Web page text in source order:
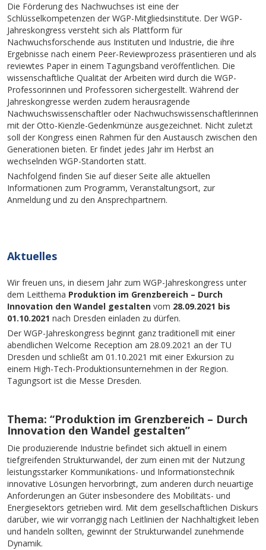
Die Förderung des Nachwuchses ist eine der
Schlüsselkompetenzen der WGP-Mitgliedsinstitute. Der WGP-
Jahreskongress versteht sich als Plattform für
Nachwuchsforschende aus Instituten und Industrie, die ihre
Ergebnisse nach einem Peer-Reviewprozess präsentieren und als
reviewtes Paper in einem Tagungsband veröffentlichen. Die
wissenschaftliche Qualität der Arbeiten wird durch die WGP-
Professorinnen und Professoren sichergestellt. Während der
Jahreskongresse werden zudem herausragende
Nachwuchswissenschaftler oder Nachwuchswissenschaftlerinnen
mit der Otto-Kienzle-Gedenkmünze ausgezeichnet. Nicht zuletzt
soll der Kongress einen Rahmen für den Austausch zwischen den
Generationen bieten. Er findet jedes Jahr im Herbst an
wechselnden WGP-Standorten statt.
Nachfolgend finden Sie auf dieser Seite alle aktuellen
Informationen zum Programm, Veranstaltungsort, zur
Anmeldung und zu den Ansprechpartnern.
Aktuelles
Wir freuen uns, in diesem Jahr zum WGP-Jahreskongress unter
dem Leitthema Produktion im Grenzbereich – Durch
Innovation den Wandel gestalten vom 28.09.2021 bis
01.10.2021 nach Dresden einladen zu dürfen.
Der WGP-Jahreskongress beginnt ganz traditionell mit einer
abendlichen Welcome Reception am 28.09.2021 an der TU
Dresden und schließt am 01.10.2021 mit einer Exkursion zu
einem High-Tech-Produktionsunternehmen in der Region.
Tagungsort ist die Messe Dresden.
Thema: “Produktion im Grenzbereich – Durch
Innovation den Wandel gestalten”
Die produzierende Industrie befindet sich aktuell in einem
tiefgreifenden Strukturwandel, der zum einen mit der Nutzung
leistungsstarker Kommunikations- und Informationstechnik
innovative Lösungen hervorbringt, zum anderen durch neuartige
Anforderungen an Güter insbesondere des Mobilitäts- und
Energiesektors getrieben wird. Mit dem gesellschaftlichen Diskurs
darüber, wie wir vorrangig nach Leitlinien der Nachhaltigkeit leben
und handeln sollten, gewinnt der Strukturwandel zunehmende
Dynamik.